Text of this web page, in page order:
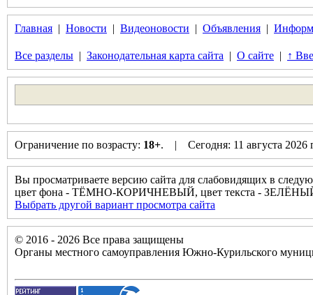
Главная | Новости | Видеоновости | Объявления |
Все разделы | Законодательная карта сайта | О сайте | ↑
Ограничение по возрасту: 18+. | Сегодня: 11 августа
Вы просматриваете версию сайта для слабовидящих в
цвет фона - ТЁМНО-КОРИЧНЕВЫЙ, цвет текста -
Выбрать другой вариант просмотра сайта
© 2016 - 2026 Все права защищены
Органы местного самоуправления Южно-Курильского